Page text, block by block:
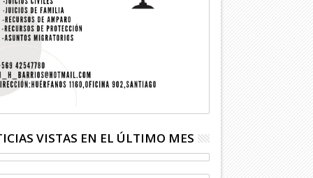
VISTAS EN EL ÚLTIMO MES